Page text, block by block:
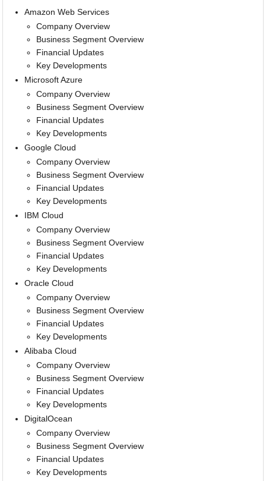
Amazon Web Services
Company Overview
Business Segment Overview
Financial Updates
Key Developments
Microsoft Azure
Company Overview
Business Segment Overview
Financial Updates
Key Developments
Google Cloud
Company Overview
Business Segment Overview
Financial Updates
Key Developments
IBM Cloud
Company Overview
Business Segment Overview
Financial Updates
Key Developments
Oracle Cloud
Company Overview
Business Segment Overview
Financial Updates
Key Developments
Alibaba Cloud
Company Overview
Business Segment Overview
Financial Updates
Key Developments
DigitalOcean
Company Overview
Business Segment Overview
Financial Updates
Key Developments